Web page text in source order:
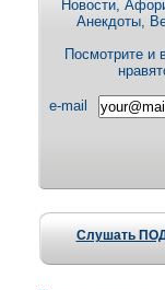
Новости,
Анекдоты,
Посмотрите и
e-mail
Слушать